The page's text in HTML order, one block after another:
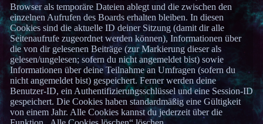
Browser als temporäre Dateien ablegt und die zwischen den
einzelnen Aufrufen des Boards erhalten bleiben. In diesen
Cookies sind die aktuelle ID deiner Sitzung (damit dir alle
Seitenaufrufe zugeordnet werden können), Informationen über
die von dir gelesenen Beiträge (zur Markierung dieser als
gelesen/ungelesen; sofern du nicht angemeldet bist) sowie
Informationen über deine Teilnahme an Umfragen (sofern du
nicht angemeldet bist) gespeichert. Ferner werden deine
Benutzer-ID, ein Authentifizierungsschlüssel und eine Session-ID
gespeichert. Die Cookies haben standardmäßig eine Gültigkeit
von einem Jahr. Alle Cookies kannst du jederzeit über die